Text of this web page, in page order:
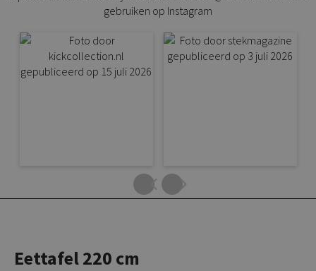
gebruiken op Instagram
Eettafel 220 cm